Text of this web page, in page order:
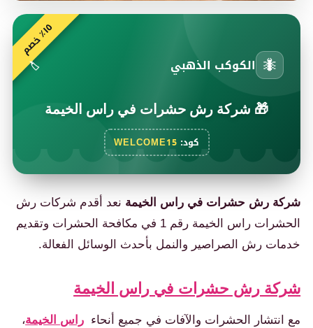
١٥٪
خ
صم
🐜 الكوكب الذهبي
شركة رش حشرات في راس الخيمة
كود:WELCOME15
رش حشرات في راس الخيمةنعد أقدم شركات رش
الحشرات راس الخيمة رقم 1 في مكافحة الحشرات وتقديم
رش الصراصير والنمل بأحدث الوسائل الفعالة.
رش حشرات في راس الخيمة
انتشار الحشرات والآفات في جميع أنحاءراس الخيمة،